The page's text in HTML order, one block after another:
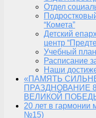
Отдел
“Комета”
Детский
центр
Учебный план
Расписание
Наши
«ПАМЯТЬ
ПРАЗДНОВАНИЕ
ВЕЛИКОЙ
20 лет в
№15)